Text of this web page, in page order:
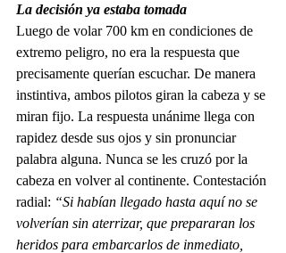
La decisión ya estaba tomada
Luego de volar 700 km en condiciones de
extremo peligro, no era la respuesta que
precisamente querían escuchar. De manera
instintiva, ambos pilotos giran la cabeza y se
miran fijo. La respuesta unánime llega con
rapidez desde sus ojos y sin pronunciar
palabra alguna. Nunca se les cruzó por la
cabeza en volver al continente. Contestación
radial: “Si habían llegado hasta aquí no se
volverían sin aterrizar, que prepararan los
heridos para embarcarlos de inmediato,